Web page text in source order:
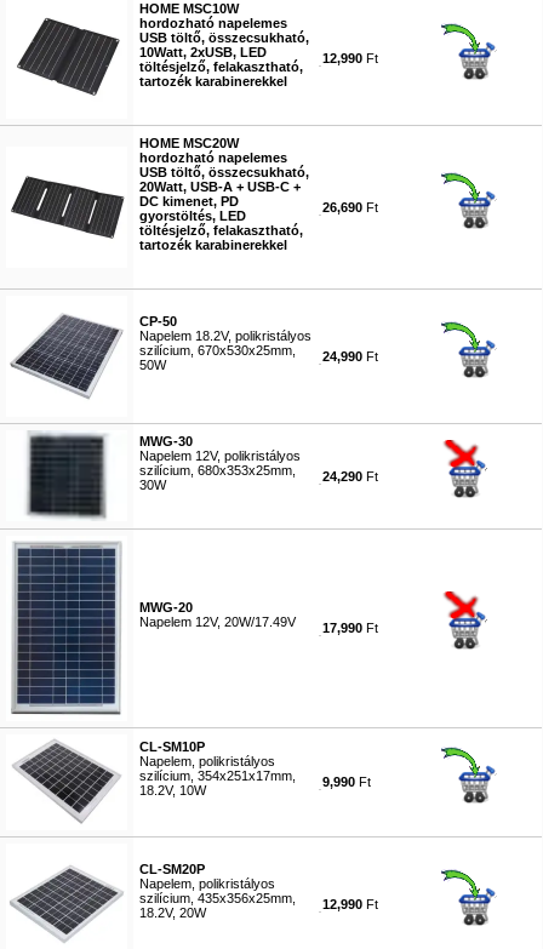
HOME MSC10W
hordozható napelemes
USB töltő, összecsukható,
10Watt, 2xUSB, LED
töltésjelző, felakasztható,
tartozék karabinerekkel
12,990 Ft
HOME MSC20W
hordozható napelemes
USB töltő, összecsukható,
20Watt, USB-A + USB-C +
DC kimenet, PD
gyorstöltés, LED
töltésjelző, felakasztható,
tartozék karabinerekkel
26,690 Ft
CP-50
Napelem 18.2V, polikristályos
szilícium, 670x530x25mm,
50W
24,990 Ft
MWG-30
Napelem 12V, polikristályos
szilícium, 680x353x25mm,
30W
24,290 Ft
MWG-20
Napelem 12V, 20W/17.49V
17,990 Ft
CL-SM10P
Napelem, polikristályos
szilícium, 354x251x17mm,
18.2V, 10W
9,990 Ft
CL-SM20P
Napelem, polikristályos
szilícium, 435x356x25mm,
18.2V, 20W
12,990 Ft